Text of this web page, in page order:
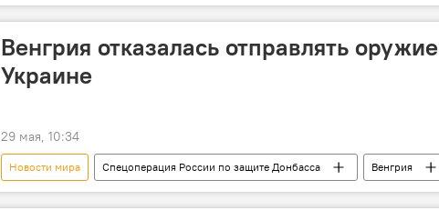
Клевета
Венгрия отказалась отправлять оружие
Украине
29 мая, 10:34
Новости мира Спецоперация России по защите Донбасса Венгрия
Петер Мадьяр